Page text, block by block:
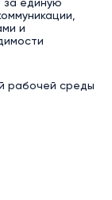
за единую
и
рабочей среды